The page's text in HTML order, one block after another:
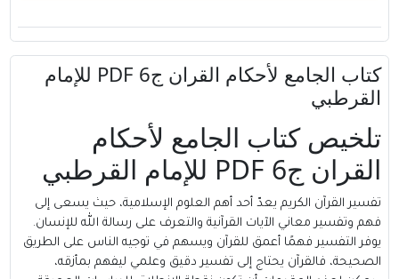
كتاب الجامع لأحكام القران ج6 PDF للإمام
القرطبي
تلخيص كتاب الجامع لأحكام
القران ج6 PDF للإمام القرطبي
تفسير القرآن الكريم يعدّ أحد أهم العلوم الإسلامية، حيث يسعى إلى
فهم وتفسير معاني الآيات القرآنية والتعرف على رسالة الله للإنسان.
يوفر التفسير فهمًا أعمق للقرآن ويسهم في توجيه الناس على الطريق
الصحيحة، فالقرآن يحتاج إلى تفسير دقيق وعلمي ليفهم بمأزقه،